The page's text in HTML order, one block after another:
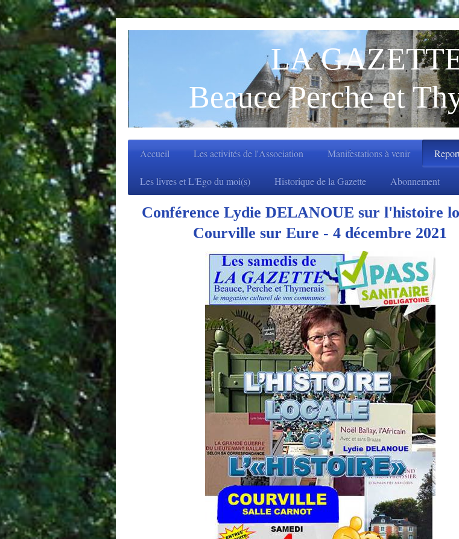
LA
Beauce Perche et
Accueil Les activités de l'Association Manifestations à venir
Les livres et L'Ego du moi(s) Historique de la Gazette Abonnement
Conférence Lydie DELANOUE sur l'histoire
Courville sur Eure - 4 décembre 2021